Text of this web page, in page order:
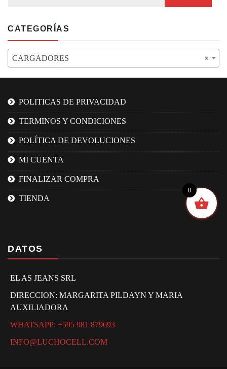
CATEGORÍAS
×
CARGADORES
POLITICAS DE PRIVACIDAD
TERMINOS Y CONDICIONES
POLÍTICA DE DEVOLUCIONES
MI CUENTA
FINALIZAR COMPRA
TIENDA
DATOS
EL AS JEANS SRL
DIRECCION: MARGARITA PILDAYN Y MARIA
AUXILIADORA
WHATSAPP: +595 981 879693
INFO@LUCHOCELL.COM
0